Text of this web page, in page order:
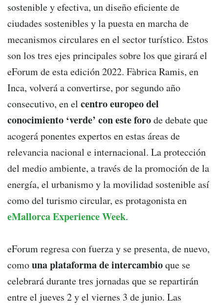
sostenible y efectiva, un diseño eficiente de
ciudades sostenibles y la puesta en marcha de
mecanismos circulares en el sector turístico. Estos
son los tres ejes principales sobre los que girará el
eForum de esta edición 2022. Fàbrica Ramis, en
Inca, volverá a convertirse, por segundo año
consecutivo, en el centro europeo del
conocimiento ‘verde’ con este forode debate que
acogerá ponentes expertos en estas áreas de
relevancia nacional e internacional. La protección
del medio ambiente, a través de la promoción de la
energía, el urbanismo y la movilidad sostenible así
como del turismo circular, es protagonista en
eMallorca Experience Week.
eForum regresa con fuerza y se presenta, de nuevo,
comouna plataforma de intercambioque se
celebrará durante tres jornadas que se repartirán
entre el jueves 2 y el viernes 3 de junio. Las